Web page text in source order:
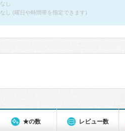
なし
なし (曜日や時間帯を指定できます)
★の数 レビュー数